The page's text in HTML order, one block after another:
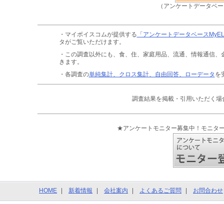
（アンケートデータベ
・マイボイスコムが提供する 「アンケートデータベース
タがご覧いただけます。
・この調査以外にも、食、住、家庭用品、流通、情報通信、
きます。
・各調査の単純集計、クロス集計、自由回答、ローデータ を
調査結果を掲載・引用いただく場
★アンケートモニター募集中！モニタ
HOME 新着情報 会社案内 よくあるご質問 お問合わせ